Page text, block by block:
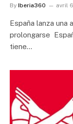
By Iberia360 avril
España lanza una
prolongarse
tiene…